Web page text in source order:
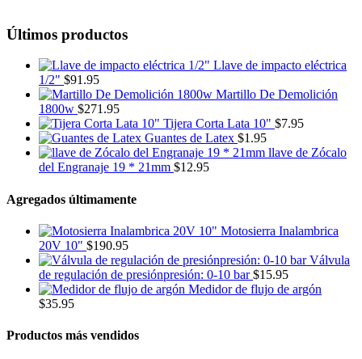
Últimos productos
Llave de impacto eléctrica
1/2" $91.95
Martillo De Demolición
1800w $271.95
Tijera Corta Lata 10" $7.95
Guantes de Latex $1.95
llave de Zócalo
del Engranaje 19 * 21mm $12.95
Agregados últimamente
Motosierra Inalambrica
20V 10" $190.95
Válvula
de regulación de presiónpresión: 0-10 bar $15.95
Medidor de flujo de argón
$35.95
Productos más vendidos